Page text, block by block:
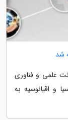
شد
علمی و فناوری
و اقیانوسیه به